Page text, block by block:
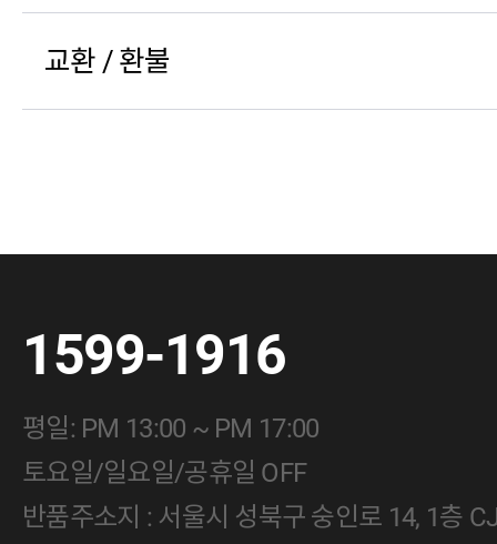
교환 / 환불
1599-1916
평일: PM 13:00 ~ PM 17:00
토요일/일요일/공휴일 OFF
반품주소지 : 서울시 성북구 숭인로 14, 1층